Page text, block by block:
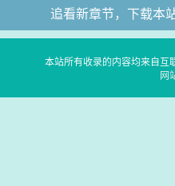
追看新章节，下载本
本站所有收录的内容均来自互
网